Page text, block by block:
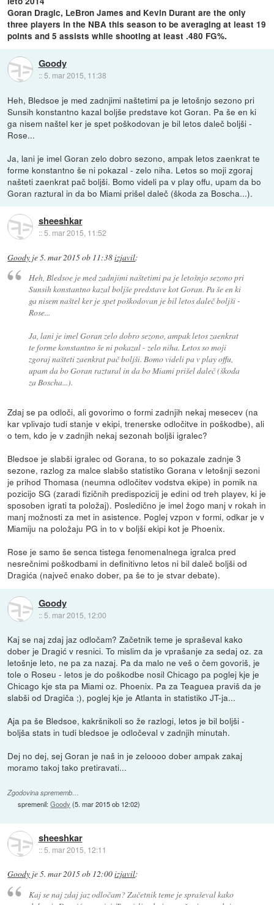
Goran Dragic, LeBron James and Kevin Durant are the only
three players in the NBA this season to be averaging at least 19
points and 5 assists while shooting at least .480 FG%.
Goody
:: 5. mar 2015, 11:38
Heh, Bledsoe je med zadnjimi naštetimi pa je letošnjo sezono pri
Sunsih konstantno kazal boljše predstave kot Goran. Pa še en ki
ga nisem naštel ker je spet poškodovan je bil letos daleč boljši -
Rose...
Ja, lani je imel Goran zelo dobro sezono, ampak letos zaenkrat te
forme konstantno še ni pokazal - zelo niha. Letos so moji zgoraj
našteti zaenkrat pač boljši. Bomo videli pa v play offu, upam da bo
Goran raztural in da bo Miami prišel daleč (škoda za Boscha...).
sheeshkar
::5. mar 2015, 11:52
Goody je5. mar 2015 ob 11:38izjavil:
Heh, Bledsoe je med zadnjimi naštetimi pa je letošnjo sezono pri
Sunsih konstantno kazal boljše predstave kot Goran. Pa še en ki
ga nisem naštel ker je spet poškodovan je bil letos daleč boljši -
Rose...
Ja, lani je imel Goran zelo dobro sezono, ampak letos zaenkrat
te forme konstantno še ni pokazal - zelo niha. Letos so moji
zgoraj našteti zaenkrat pač boljši. Bomo videli pa v play offu,
upam da bo Goran raztural in da bo Miami prišel daleč (škoda
za Boscha...).
Zdaj se pa odloči, ali govorimo o formi zadnjih nekaj mesecev (na
kar vplivajo tudi stanje v ekipi, trenerske odločitve in poškodbe), ali
o tem, kdo je v zadnjih nekaj sezonah boljši igralec?
Bledsoe je slabši igralec od Gorana, to so pokazale zadnje 3
sezone, razlog za malce slabšo statistiko Gorana v letošnji sezoni
je prihod Thomasa (neumna odločitev vodstva ekipe) in pomik na
pozicijo SG (zaradi fizičnih predispozicij je edini od treh playev, ki je
sposoben igrati ta položaj). Posledično je imel žogo manj v rokah in
manj možnosti za met in asistence. Poglej vzpon v formi, odkar je v
Miamiju na položaju PG in to v boljši ekipi kot je Phoenix.
Rose je samo še senca tistega fenomenalnega igralca pred
nesrečnimi poškodbami in definitivno letos ni bil daleč boljši od
Dragića (največ enako dober, pa še to je stvar debate).
Goody
:: 5. mar 2015, 12:00
Kaj se naj zdaj jaz odločam? Začetnik teme je spraševal kako
dober je Dragić v resnici. To mislim da je vprašanje za sedaj oz. za
letošnje leto, ne pa za nazaj. Pa da malo ne veš o čem govoriš, je
tole o Roseu - letos je do poškodbe nosil Chicago pa poglej kje je
Chicago kje sta pa Miami oz. Phoenix. Pa za Teaguea praviš da je
slabši od Dragiča ;), poglej kje je Atlanta in statistiko JT-ja...
Aja pa še Bledsoe, kakršnikoli so že razlogi, letos je bil boljši -
boljša stats in tudi bledsoe je odločeval v zadnjih minutah.
Dej no dej, sej Goran je naš in je zeloooo dober ampak zakaj
moramo takoj tako pretiravati...
Zgodovina sprememb…
spremenil:Goody (5. mar 2015 ob 12:02)
sheeshkar
::5. mar 2015, 12:11
Goody je5. mar 2015 ob 12:00izjavil:
Kaj se naj zdaj jaz odločam? Začetnik teme je spraševal kako